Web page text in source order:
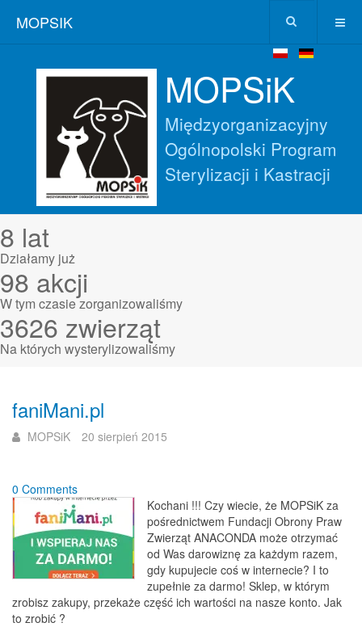
MOPSIK
MOPSiK
Międzyorganizacyjny
Ogólnopolski Program
Sterylizacji i Kastracji
8 lat
Działamy już
98 akcji
W tym czasie zorganizowaliśmy
3626 zwierząt
Na których wysterylizowaliśmy
faniMani.pl
MOPSiK 20 sierpień 2015
0 Comments
Kochani !!! Czy wiecie, że MOPSiK za
pośrednictwem Fundacji Obrony Praw
Zwierząt ANACONDA może otrzymać
od Was darowiznę za każdym razem,
gdy kupujecie coś w internecie? I to
zupełnie za darmo! Sklep, w którym
zrobisz zakupy, przekaże część ich wartości na nasze konto. Jak
to zrobić ?